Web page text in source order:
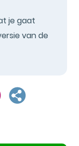
je gaat
van de